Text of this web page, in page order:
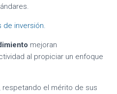
de inversión.
mejoran
al propiciar un enfoque
respetando el mérito de sus